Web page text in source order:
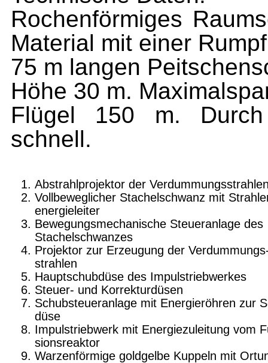
Rochenförmiges
Material mit einer
75 m langen
Höhe 30 m.
Flügel 150 m. Durch
schnell.
Abstrahlprojektor der
Vollbeweglicher Stachelschwanz mit
energieleiter
Bewegungsmechanische Steueranlage des
Stachelschwanzes
Projektor zur Erzeugung der
strahlen
Hauptschubdüse des Impulstriebwerkes
Steuer- und Korrekturdüsen
Schubsteueranlage mit Energieröhren zur
düse
Impulstriebwerk mit Energiezuleitung vom
sionsreaktor
Warzenförmige goldgelbe Kuppeln mit